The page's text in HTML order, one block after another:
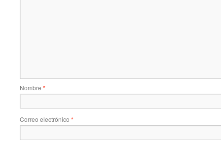
Nombre *
Correo electrónico *